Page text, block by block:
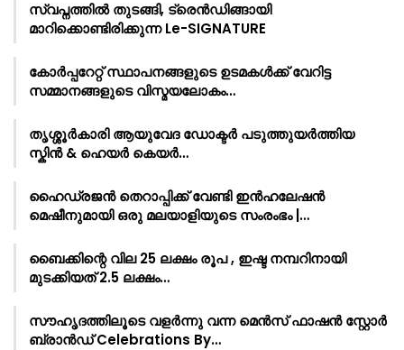
സ്വപ്നത്തിൽ തുടങ്ങി, ട്രെൻഡിങ്ങായി
മാറിക്കൊണ്ടിരിക്കുന്ന Le-SIGNATURE
കോർപ്പറേറ്റ് സ്ഥാപനങ്ങളുടെ ഉടമകൾക്ക് വേറിട്ട
സമ്മാനങ്ങളുടെ വിസ്മയലോകം…
തൃശ്ശൂർകാരി ആയുവേദ ഡോക്ടർ പടുത്തുയർത്തിയ
സ്കിൻ & ഹെയർ കെയർ…
ഹൈഡ്രജൻ തെറാപ്പിക്ക് വേണ്ടി ഇൻഹലേഷൻ
മെഷീനുമായി ഒരു മലയാളിയുടെ സംരംഭം |…
ബൈക്കിന്റെ വില 25 ലക്ഷം രൂപ , ഇഷ്ട നമ്പറിനായി
മുടക്കിയത് 2.5 ലക്ഷം…
സൗഹൃദത്തിലൂടെ വളർന്നു വന്ന മെൻസ് ഫാഷൻ സ്റ്റോർ
ബ്രാൻഡ് Celebrations By…